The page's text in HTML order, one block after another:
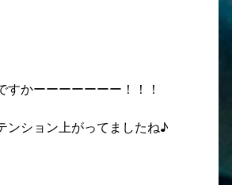
すかーーーーーーー！！！
ンション上がってましたね♪